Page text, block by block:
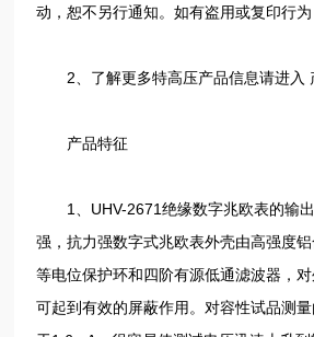
动，恕不另行通知。如有盗用或复印行为
2、了解更多特高压产品信息请进入
产品特征
1、UHV-2671绝缘数字兆欧表的输出
强，抗力强数字式兆欧表外壳由高强度
等电位保护环和四阶有源低通滤波器，
可起到有效的屏蔽作用。对容性试品测